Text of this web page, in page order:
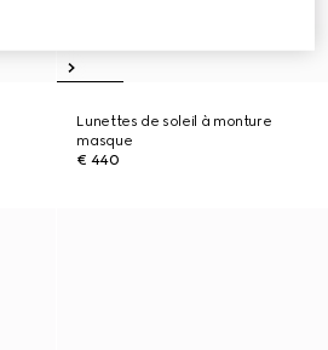
Lunettes de soleil à monture
masque
€ 440